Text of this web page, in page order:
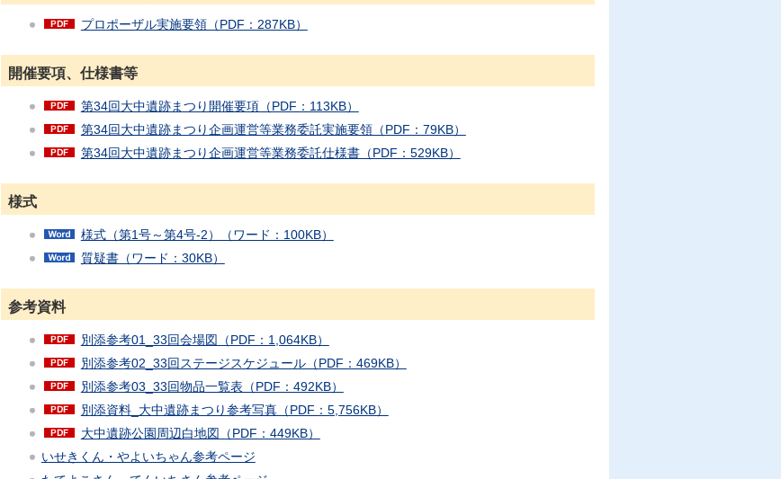
プロポーザル実施要領（PDF：287KB）
開催要項、仕様書等
第34回大中遺跡まつり開催要項（PDF：113KB）
第34回大中遺跡まつり企画運営等業務委託実施要領（PDF：79KB）
第34回大中遺跡まつり企画運営等業務委託仕様書（PDF：529KB）
様式
様式（第1号～第4号-2）（ワード：100KB）
質疑書（ワード：30KB）
参考資料
別添参考01_33回会場図（PDF：1,064KB）
別添参考02_33回ステージスケジュール（PDF：469KB）
別添参考03_33回物品一覧表（PDF：492KB）
別添資料_大中遺跡まつり参考写真（PDF：5,756KB）
大中遺跡公園周辺白地図（PDF：449KB）
いせきくん・やよいちゃん参考ページ